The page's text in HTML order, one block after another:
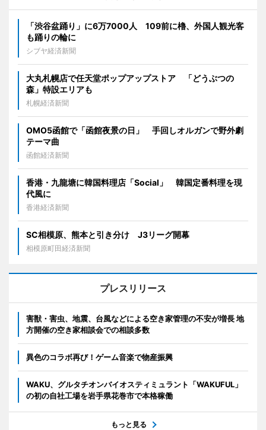
「渋谷盆踊り」に6万7000人 109前に櫓、外国人観光客
も踊りの輪に
シブヤ経済新聞
大丸札幌店で任天堂ポップアップストア 「どうぶつの
森」特設エリアも
札幌経済新聞
OMO5函館で「函館夜景の日」 手回しオルガンで野外劇
テーマ曲
函館経済新聞
香港・九龍塘に韓国料理店「Social」 韓国定番料理を現
代風に
香港経済新聞
SC相模原、熊本と引き分け J3リーグ開幕
相模原町田経済新聞
プレスリリース
害獣・害虫、地震、台風などによる空き家管理の不安が増長 地
方開催の空き家相談会での相談多数
異色のコラボ再び！ゲーム音楽で物産振興
WAKU、グルタチオンバイオスティミュラント「WAKUFUL」
の初の自社工場を岩手県花巻市で本格稼働
もっと見る